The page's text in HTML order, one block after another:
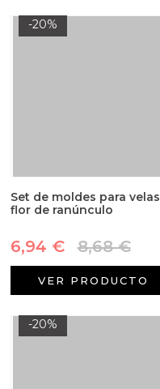
-20%
Set de moldes para velas
flor de ranúnculo
6,94 € 8,68 €
VER PRODUCTO
-20%